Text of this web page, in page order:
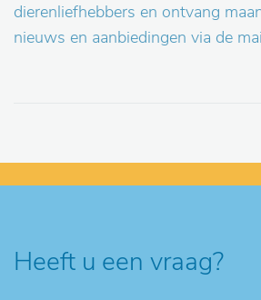
dierenliefhebbers en ontvang
nieuws en aanbiedingen via de
Heeft u een vraag?